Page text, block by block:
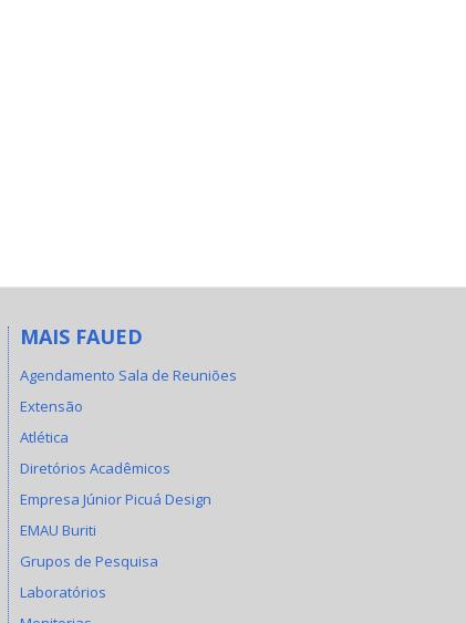
MAIS FAUED
Agendamento Sala de Reuniões
Extensão
Atlética
Diretórios Acadêmicos
Empresa Júnior Picuá Design
EMAU Buriti
Grupos de Pesquisa
Laboratórios